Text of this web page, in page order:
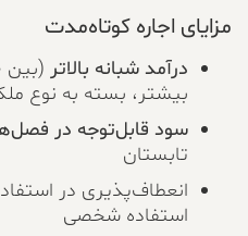
مزایای اجاره کوتاه‌مدت
درآمد شبانه بالاتر
بیشتر، بسته به نوع
سود قابل‌توجه در
تابستان
انعطاف‌پذیری در
استفاده شخصی